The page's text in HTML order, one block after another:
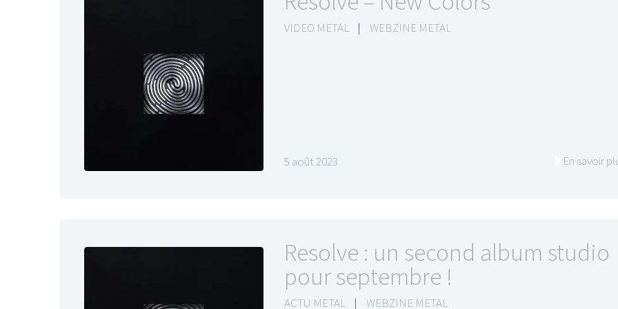
VIDEO METAL | WEBZINE METAL
5 août 2023 En savoir
Resolve : un second album studio
pour septembre !
ACTU METAL | WEBZINE METAL